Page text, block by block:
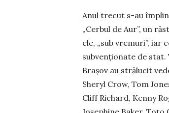
Anul trecut s-au
„Cerbul de Aur”, un
ele, „sub vremuri”, iar
subvențio­nate de stat.
Braşov au strălucit
Sheryl Crow, Tom
Cliff Richard, Kenny